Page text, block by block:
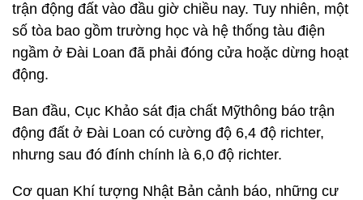
trận động đất vào đầu giờ chiều nay. Tuy nhiên, một
số tòa bao gồm trường học và hệ thống tàu điện
ngầm ở Đài Loan đã phải đóng cửa hoặc dừng hoạt
động.
Ban đầu, Cục Khảo sát địa chất Mỹthông báo trận
động đất ở Đài Loan có cường độ 6,4 độ richter,
nhưng sau đó đính chính là 6,0 độ richter.
Cơ quan Khí tượng Nhật Bản cảnh báo, những cư